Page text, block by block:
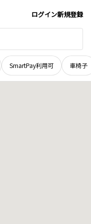
ログイン新規登録
SmartPay利用可 車椅子